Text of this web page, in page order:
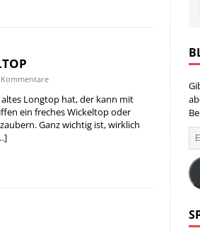
altes Longtop hat, der kann mit
ein freches Wickeltop oder
Ganz wichtig ist, wirklich